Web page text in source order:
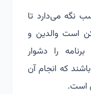
نگه می‌دارد تا
است والدین و
را دشوار
که انجام آن
است.